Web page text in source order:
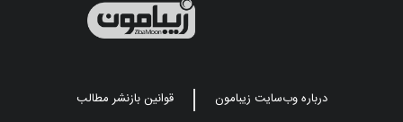
درباره وب‌سایت زیبامون
قوانین بازنشر مطالب